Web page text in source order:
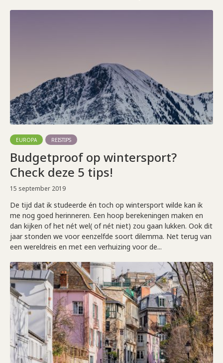
EUROPA REISTIPS
Budgetproof op wintersport?
Check deze 5 tips!
15 september 2019
De tijd dat ik studeerde én toch op wintersport wilde kan ik
me nog goed herinneren. Een hoop berekeningen maken en
dan kijken of het nét wel( of nét niet) zou gaan lukken. Ook dit
jaar stonden we voor eenzelfde soort dilemma. Net terug van
een wereldreis en met een verhuizing voor de...